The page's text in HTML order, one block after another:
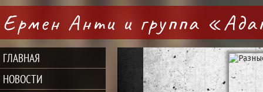
Ермен Анти и группа
ГЛАВНАЯ
НОВОСТИ